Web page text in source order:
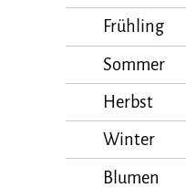
Frühling
Sommer
Herbst
Winter
Blumen